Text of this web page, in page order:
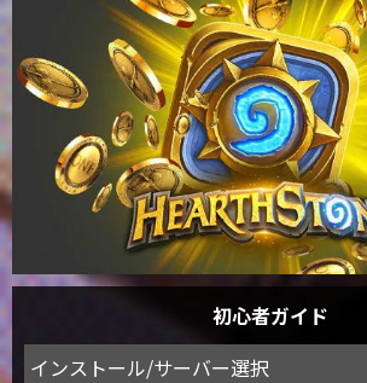
初心者ガイド
インストール/サーバー選択